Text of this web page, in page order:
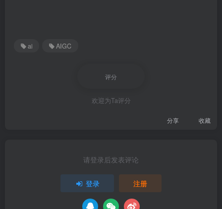
ai AIGC
评分
欢迎为Ta评分
分享 收藏
请登录后发表评论
登录 注册